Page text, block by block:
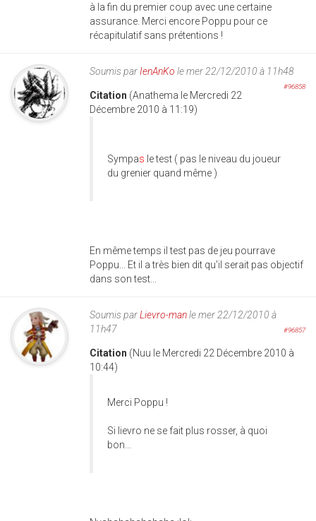
à la fin du premier coup avec une certaine
assurance. Merci encore Poppu pour ce
récapitulatif sans prétentions !
Soumis parIenAnKo le mer 22/12/2010 à 11h48
#96858
Citation (Anathema le Mercredi 22
Décembre 2010 à 11:19)
Sympas le test ( pas le niveau du joueur
du grenier quand même )
En même temps il test pas de jeu pourrave
Poppu... Et il a très bien dit qu'il serait pas objectif
dans son test...
Soumis parLievro-manle mer 22/12/2010 à
11h47
#96857
Citation (Nuu le Mercredi 22 Décembre 2010 à
10:44)
Merci Poppu !
Si lievro ne se fait plus rosser, à quoi
bon...